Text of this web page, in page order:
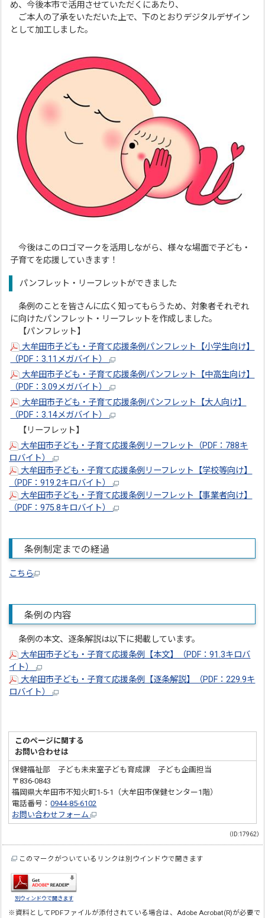
め、今後本市で活用させていただくにあたり、
ご本人の了承をいただいた上で、下のとおりデジタルデザイン
として加工しました。
今後はこのロゴマークを活用しながら、様々な場面で子ども・
子育てを応援していきます！
パンフレット・リーフレットができました
条例のことを皆さんに広く知ってもらうため、対象者それぞれ
に向けたパンフレット・リーフレットを作成しました。
【パンフレット】
大牟田市子ども・子育て応援条例パンフレット【小学生向け】
（PDF：3.11メガバイト）
大牟田市子ども・子育て応援条例パンフレット【中高生向け】
（PDF：3.09メガバイト）
大牟田市子ども・子育て応援条例パンフレット【大人向け】
（PDF：3.14メガバイト）
【リーフレット】
大牟田市子ども・子育て応援条例リーフレット（PDF：788キ
ロバイト）
大牟田市子ども・子育て応援条例リーフレット【学校等向け】
（PDF：919.2キロバイト）
大牟田市子ども・子育て応援条例リーフレット【事業者向け】
（PDF：975.8キロバイト）
条例制定までの経過
こちら
条例の内容
条例の本文、逐条解説は以下に掲載しています。
大牟田市子ども・子育て応援条例【本文】（PDF：91.3キロバ
イト）
大牟田市子ども・子育て応援条例【逐条解説】（PDF：229.9キ
ロバイト）
このページに関する
お問い合わせは
保健福祉部 子ども未来室子ども育成課 子ども企画担当
〒836-0843
福岡県大牟田市不知火町1-5-1（大牟田市保健センター1階）
電話番号：0944-85-6102
お問い合わせフォーム
（ID:17962）
このマークがついているリンクは別ウインドウで開きます
別ウィンドウで開きます
※資料としてPDFファイルが添付されている場合は、Adobe Acrobat(R)が必要で